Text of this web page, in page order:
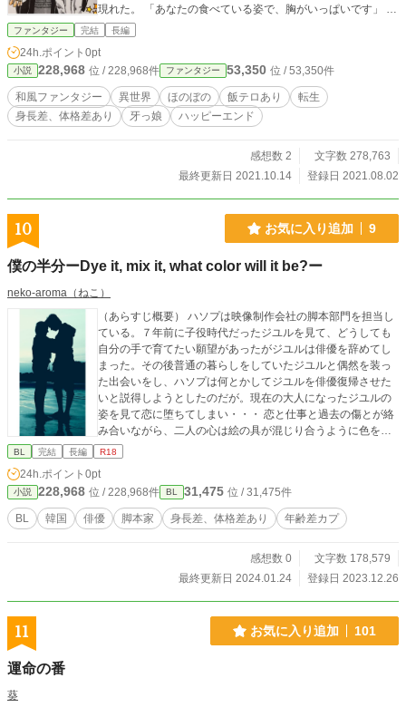
現れた。 「あなたの食べている姿で、胸がいっぱいです」 ち
っちゃな牙っ娘と、彼女に餌付けしたい男の物語。 小説家に
無断複製および無断翻訳を禁じます。
ファンタジー 完結 長編
24h.ポイント 0pt
小説 228,968 位 / 228,968件 ファンタジー 53,350 位 / 53,350件
和風ファンタジー 異世界 ほのぼの 飯テロあり
転生
身長差、体格差あり
牙っ娘 ハッピーエンド
感想数 2
文字数 278,763
最終更新日 2021.10.14
登録日 2021.08.02
10 お気に入り追加 9
僕の半分ーDye it, mix it, what color will it be?ー
neko-aroma（ねこ）
（あらすじ概要） ハソプは映像制作会社の脚本部門を担当し
ている。７年前に子役時代だったジユルを見て、どうしても
自分の手で育てたい願望があったがジユルは俳優を辞めてし
まった。その後普通の暮らしをしていたジユルと偶然を装っ
た出会いをし、ハソプは何とかしてジユルを俳優復帰させた
いと説得しようとしたのだが。現在の大人になったジユルの
姿を見て恋に堕ちてしまい・・・ 恋と仕事と過去の傷とが絡
み合いながら、二人の心は絵の具が混じり合うように色を変
えていく。 構成は、主役二人の各目線と第三者目線、３パタ
J - side １－６ ② H - side １－４ ③ 副振動 １－10
④ sound of WAVES １－11 （最終章） ＜登場人物＞ ＊チ
ャン・ハソプ 30才・身長188センチ ドラマ・映画制作会
社勤務 ＊アン・ジユル 子役俳優時代の芸名はイ・ジン 25
課 → 俳優復帰 芸名 ファン・ジユル ＊ジユルの大学時
代の先輩（元恋人）パク・スンヒョン
BL 完結 長編 R18
24h.ポイント 0pt
小説 228,968 位 / 228,968件 BL 31,475 位 / 31,475件
BL 韓国 俳優 脚本家 身長差、体格差あり 年齢差カプ
感想数 0
文字数 178,579
最終更新日 2024.01.24
登録日 2023.12.26
11 お気に入り追加 101
運命の番
葵